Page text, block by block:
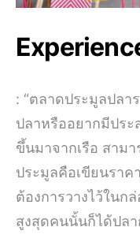
: “ตลาดประมูลปลา
ปลาหรืออยากมีประ
ขึ้นมาจากเรือ สาม
ประมูลคือเขียนราค
ต้องการวางไว้ในก
สูงสุดคนนั้นก็ได้ปล